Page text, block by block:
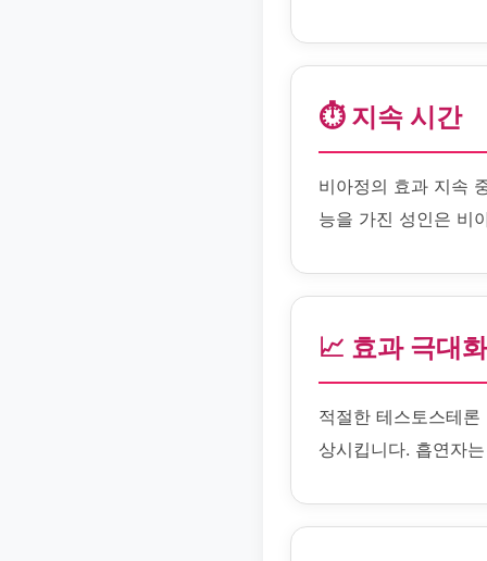
⏱️ 지속 시간
비아정의 효과 지속
능을 가진 성인은 비
📈 효과 극대화
적절한 테스토스테
상시킵니다. 흡연자